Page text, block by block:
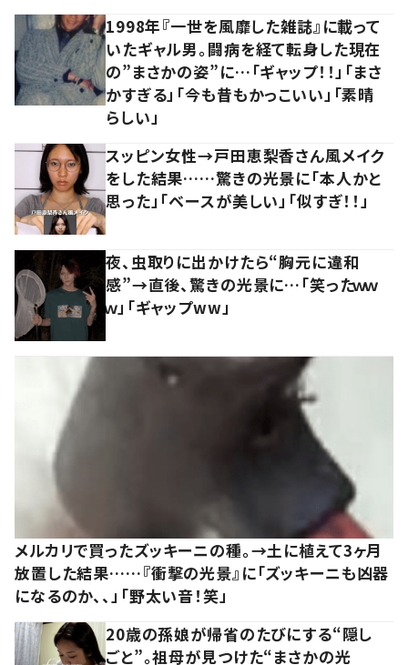
1998年『一世を風靡した雑誌』に載って
いたギャル男。闘病を経て転身した現在
の”まさかの姿”に…「ギャップ！！」「まさ
かすぎる」「今も昔もかっこいい」「素晴
らしい」
スッピン女性→戸田恵梨香さん風メイク
をした結果……驚きの光景に「本人かと
思った」「ベースが美しい」「似すぎ！！」
夜、虫取りに出かけたら“胸元に違和
感”→直後、驚きの光景に…「笑ったｗｗ
ｗ」「ギャップww」
メルカリで買ったズッキーニの種。→土に植えて3ヶ月
放置した結果……『衝撃の光景』に「ズッキーニも凶器
になるのか、、」「野太い音！笑」
20歳の孫娘が帰省のたびにする“隠し
ごと”。祖母が見つけた“まさかの光